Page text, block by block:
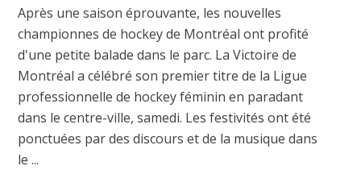
Après une saison éprouvante, les nouvelles
championnes de hockey de Montréal ont profité
d'une petite balade dans le parc. La Victoire de
Montréal a célébré son premier titre de la Ligue
professionnelle de hockey féminin en paradant
dans le centre-ville, samedi. Les festivités ont été
ponctuées par des discours et de la musique dans
le ...